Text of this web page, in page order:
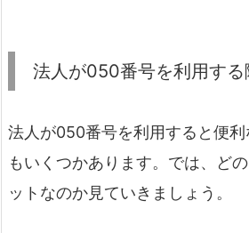
法人が050番号を利用する
法人が050番号を利用すると便利
もいくつかあります。では、ど
ットなのか見ていきましょう。